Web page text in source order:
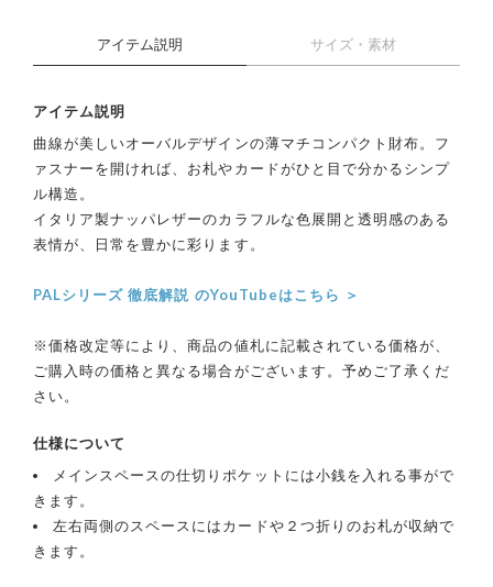
アイテム説明 サイズ・素材
アイテム説明
曲線が美しいオーバルデザインの薄マチコンパクト財布。フ
ァスナーを開ければ、お札やカードがひと目で分かるシンプ
ル構造。
イタリア製ナッパレザーのカラフルな色展開と透明感のある
表情が、日常を豊かに彩ります。
PALシリーズ 徹底解説 のYouTubeはこちら ＞
※価格改定等により、商品の値札に記載されている価格が、
ご購入時の価格と異なる場合がございます。予めご了承くだ
さい。
仕様について
メインスペースの仕切りポケットには小銭を入れる事がで
きます。
左右両側のスペースにはカードや２つ折りのお札が収納で
きます。